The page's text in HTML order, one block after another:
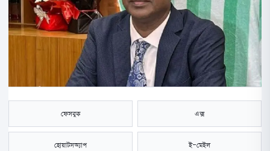
ফেসবুক এক্স
হোয়াটসঅ্যাপ ই-মেইল